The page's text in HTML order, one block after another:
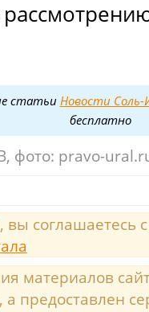
статьи Новости Соль-
бесплатно
фото: pravo-
вы соглашаетесь
материалов
предоставлен